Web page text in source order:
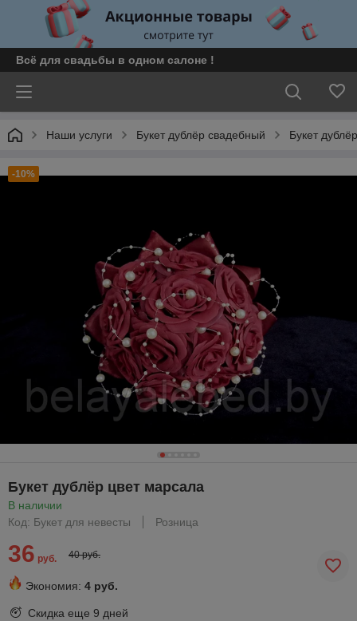
Всё для свадьбы в одном салоне !
Наши услуги Букет дублёр свадебный Букет
-10%
Букет дублёр цвет марсала
В наличии
Код: Букет для невесты
Розница
36 руб. 40 руб.
Экономия: 4 руб.
Скидка еще 9 дней